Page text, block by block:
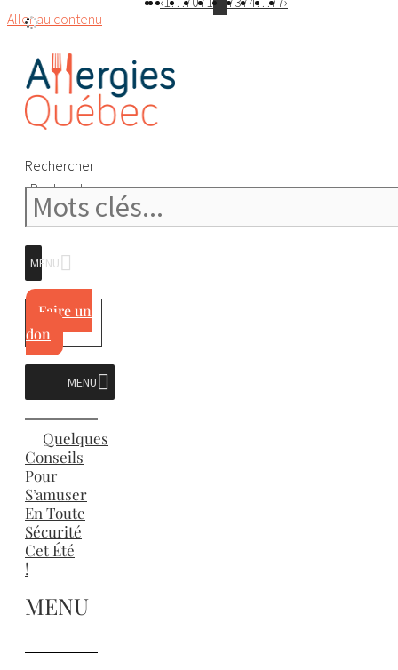
Aller au contenu
Rechercher
Rechercher
MENU
Faire un
don
MENU
Quelques
Conseils
Pour
S’amuser
En Toute
Sécurité
Cet Été
!
MENU